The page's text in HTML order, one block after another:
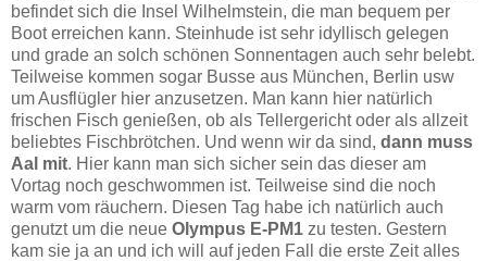
befindet sich die Insel Wilhelmstein, die man bequem per
Boot erreichen kann. Steinhude ist sehr idyllisch gelegen
und grade an solch schönen Sonnentagen auch sehr belebt.
Teilweise kommen sogar Busse aus München, Berlin usw
um Ausflügler hier anzusetzen. Man kann hier natürlich
frischen Fisch genießen, ob als Tellergericht oder als allzeit
beliebtes Fischbrötchen. Und wenn wir da sind, dann muss
Aal mit. Hier kann man sich sicher sein das dieser am
Vortag noch geschwommen ist. Teilweise sind die noch
warm vom räuchern. Diesen Tag habe ich natürlich auch
genutzt um die neue Olympus E-PM1 zu testen. Gestern
kam sie ja an und ich will auf jeden Fall die erste Zeit alles